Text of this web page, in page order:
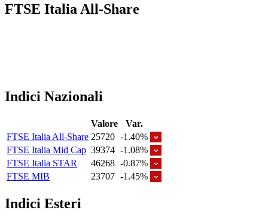
FTSE Italia All-Share
Indici Nazionali
Valore
Var.
FTSE Italia All-Share 25720 -1.40%
FTSE Italia Mid Cap 39374 -1.08%
FTSE Italia STAR
46268 -0.87%
FTSE MIB
23707 -1.45%
Indici Esteri